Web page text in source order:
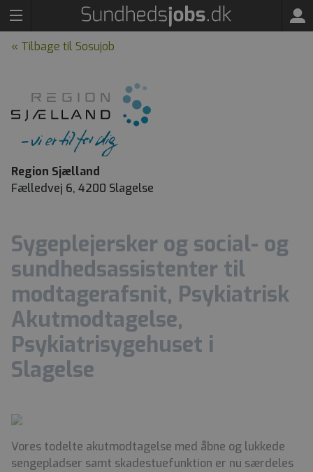
« Tilbage til Sosujob
Region Sjælland
Fælledvej 6, 4200 Slagelse
Sygeplejersker og social- og
sundhedsassistenter til
modtagerafsnit, Psykiatrisk
Akutmodtagelse,
Psykiatrisygehuset i
Slagelse
Vores todelte akutmodtagelse med åbne og lukkede
sengepladser samt skadestuefunktion er nu særdeles